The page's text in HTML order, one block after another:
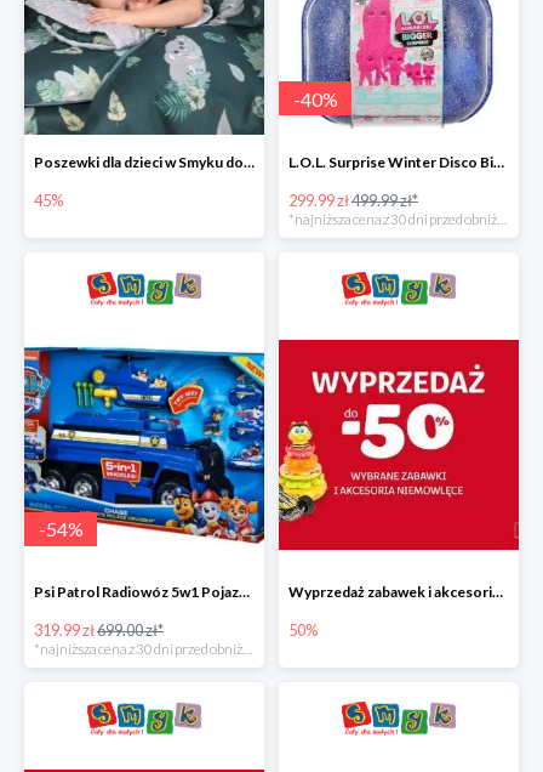
Poszewki dla dzieci w Smyku do -45%
45%
-40%
L.O.L. Surprise Winter Disco Bigger Surprise Zestaw laleczek w walizce -40%
299.99 zł499.99 zł*
-54%
Psi Patrol Radiowóz 5w1 Pojazd ratunkowy z figurką Chase'a
319.99 zł699.00 zł*
Wyprzedaż zabawek i akcesoriów niemowlęcych w Smyku do -50%
50%